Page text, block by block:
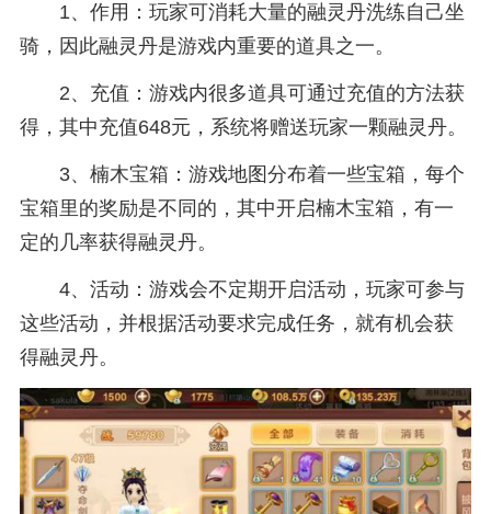
1、作用：玩家可消耗大量的融灵丹洗练自己坐
骑，因此融灵丹是游戏内重要的道具之一。
2、充值：游戏内很多道具可通过充值的方法获
得，其中充值648元，系统将赠送玩家一颗融灵丹。
3、楠木宝箱：游戏地图分布着一些宝箱，每个
宝箱里的奖励是不同的，其中开启楠木宝箱，有一
定的几率获得融灵丹。
4、活动：游戏会不定期开启活动，玩家可参与
这些活动，并根据活动要求完成任务，就有机会获
得融灵丹。